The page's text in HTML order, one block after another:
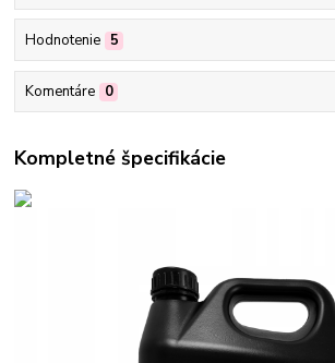
Hodnotenie 5
Komentáre 0
Kompletné špecifikácie